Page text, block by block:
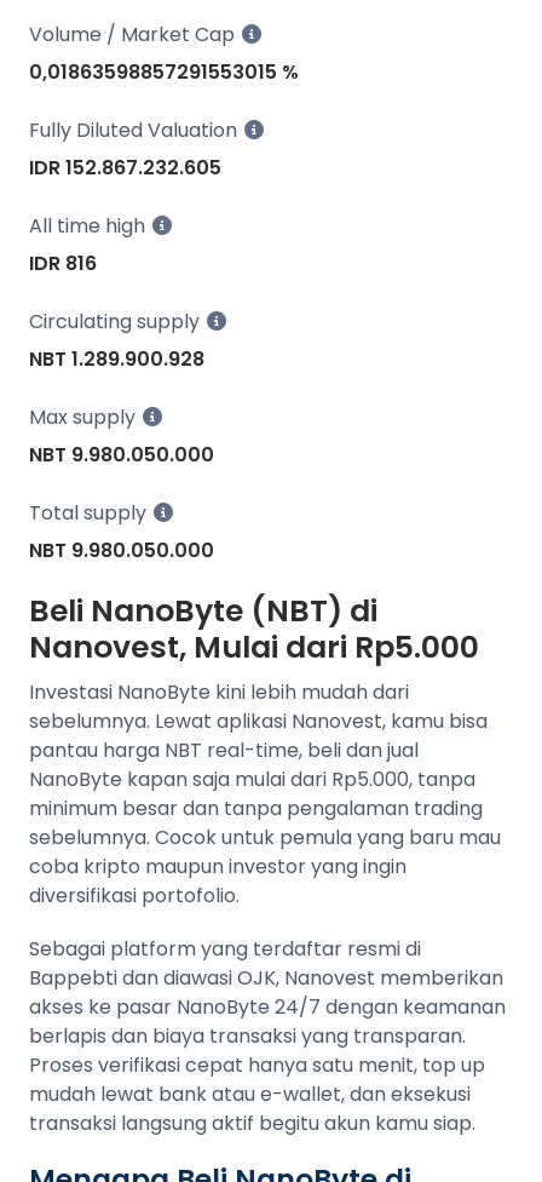
Volume / Market Cap
0,01863598857291553015 %
Fully Diluted Valuation
IDR 152.867.232.605
All time high
IDR 816
Circulating supply
NBT 1.289.900.928
Max supply
NBT 9.980.050.000
Total supply
NBT 9.980.050.000
Beli NanoByte (NBT) di
Nanovest, Mulai dari Rp5.000
Investasi NanoByte kini lebih mudah dari
sebelumnya. Lewat aplikasi Nanovest, kamu bisa
pantau harga NBT real-time, beli dan jual
NanoByte kapan saja mulai dari Rp5.000, tanpa
minimum besar dan tanpa pengalaman trading
sebelumnya. Cocok untuk pemula yang baru mau
coba kripto maupun investor yang ingin
diversifikasi portofolio.
Sebagai platform yang terdaftar resmi di
Bappebti dan diawasi OJK, Nanovest memberikan
akses ke pasar NanoByte 24/7 dengan keamanan
berlapis dan biaya transaksi yang transparan.
Proses verifikasi cepat hanya satu menit, top up
mudah lewat bank atau e-wallet, dan eksekusi
transaksi langsung aktif begitu akun kamu siap.